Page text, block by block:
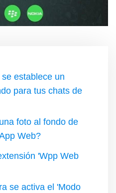
establece un
para tus chats de
foto al fondo de
Web?
'Wpp Web
se activa el 'Modo